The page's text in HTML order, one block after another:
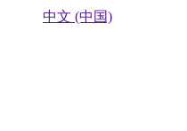
中文 (中国)